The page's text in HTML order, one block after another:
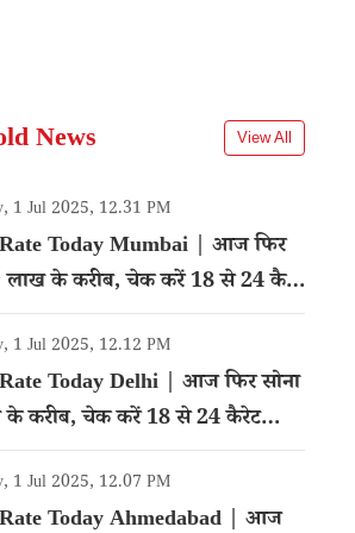
News View All
1 Jul 2025, 12.31 PM
Today Mumbai | आज फिर
लाख के करीब, चेक करें 18 से 24 कैरेट
रेट
1 Jul 2025, 12.12 PM
Today Delhi | आज फिर सोना
के करीब, चेक करें 18 से 24 कैरेट
रेट
1 Jul 2025, 12.07 PM
Today Ahmedabad | आज